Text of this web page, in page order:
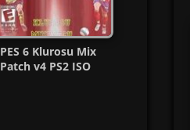
PES 6 Klurosu Mix
Patch v4 PS2 ISO